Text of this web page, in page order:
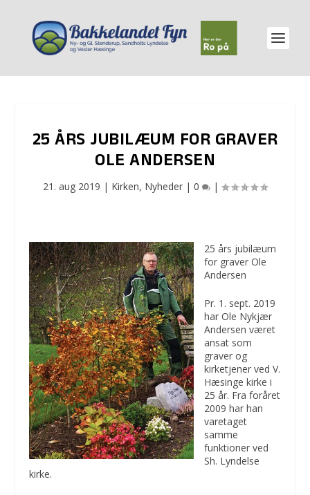
25 ÅRS JUBILÆUM FOR GRAVER
OLE ANDERSEN
21. aug 2019 | Kirken, Nyheder | 0 |
25 års jubilæum
for graver Ole
Andersen
Pr. 1. sept. 2019
har Ole Nykjær
Andersen været
ansat som
graver og
kirketjener ved V.
Hæsinge kirke i
25 år. Fra foråret
2009 har han
varetaget
samme
funktioner ved
Sh. Lyndelse
kirke.